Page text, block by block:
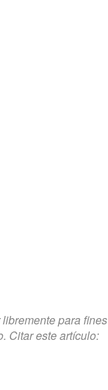
para fines
Citar este artículo: